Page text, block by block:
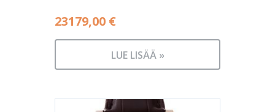
23179,00 €
LUE LISÄÄ »